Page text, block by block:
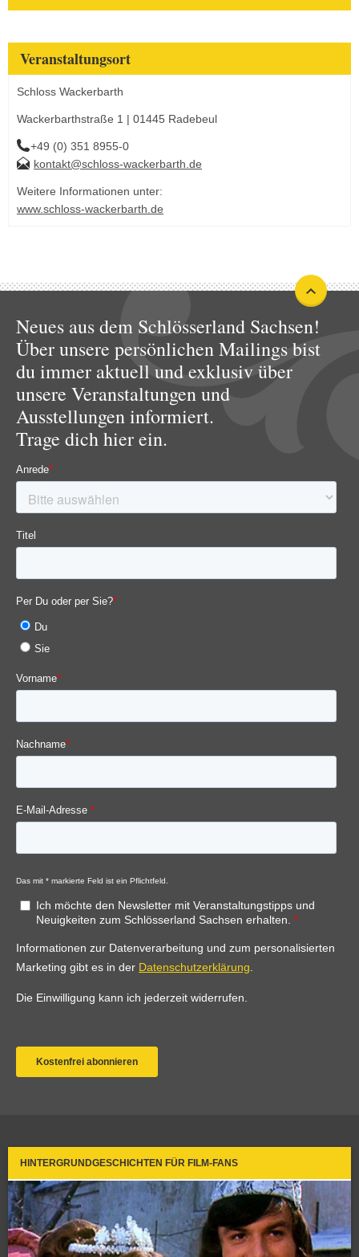
Veranstaltungsort
Schloss Wackerbarth
Wackerbarthstraße 1 | 01445 Radebeul
+49 (0) 351 8955-0
kontakt@schloss-wackerbarth.de
Weitere Informationen unter:
www.schloss-wackerbarth.de
Neues aus dem Schlösserland Sachsen!
Über unsere persönlichen Mailings bist
du immer aktuell und exklusiv über
unsere Veranstaltungen und
Ausstellungen informiert.
Trage dich hier ein.
HINTERGRUNDGESCHICHTEN FÜR FILM-FANS